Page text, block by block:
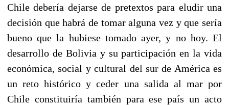
Chile debería dejarse de pretextos para eludir una
decisión que habrá de tomar alguna vez y que sería
bueno que la hubiese tomado ayer, y no hoy. El
desarrollo de Bolivia y su participación en la vida
económica, social y cultural del sur de América es
un reto histórico y ceder una salida al mar por
Chile constituiría también para ese país un acto